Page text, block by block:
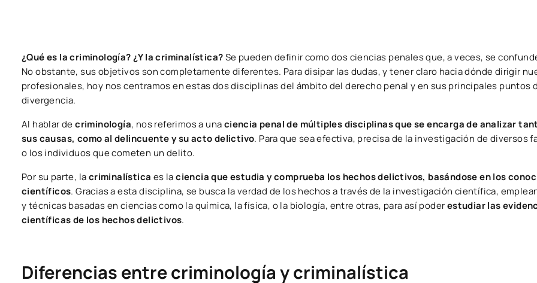
¿Qué es la criminología? ¿Y la criminalística?Se pueden definir como dos ciencias penales que, a veces, se
No obstante, sus objetivos son completamente diferentes. Para disipar las dudas, y tener claro hacia dónde dirigir
profesionales, hoy nos centramos en estas dos disciplinas del ámbito del derecho penal y en sus principales puntos
divergencia.
Al hablar decriminología, nos referimos a unaciencia penal de múltiples disciplinas que se encarga de analizar
sus causas, como al delincuente y su acto delictivo. Para que sea efectiva, precisa de la investigación de diversos
o los individuos que cometen un delito.
Por su parte, lacriminalística es laciencia que estudia y comprueba los hechos delictivos, basándose en los
científicos. Gracias a esta disciplina, se busca la verdad de los hechos a través de la investigación científica,
y técnicas basadas en ciencias como la química, la física, o la biología, entre otras, para así poderestudiar las
científicas de los hechos delictivos.
Diferencias entre criminología y criminalística